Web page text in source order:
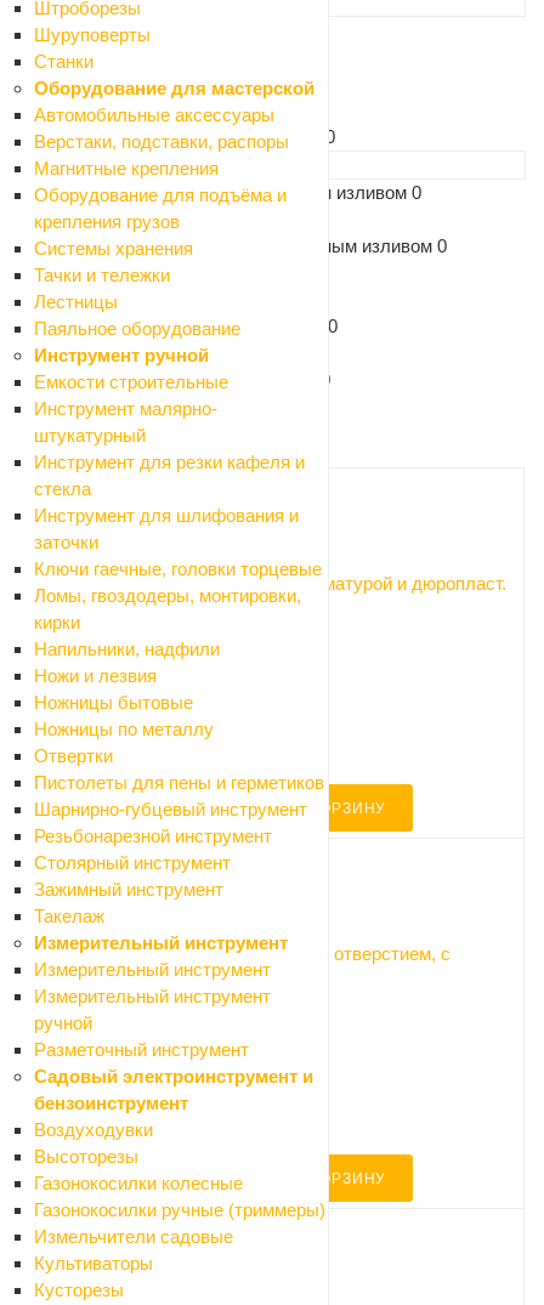
Штроборезы
Шуруповерты
Станки
Оборудование для мастерской
Автомобильные аксессуары
Верстаки, подставки, распоры
Магнитные крепления
Оборудование для подъёма и
крепления грузов
Системы хранения
Тачки и тележки
Лестницы
Паяльное оборудование
Инструмент ручной
Емкости строительные
Инструмент малярно-
штукатурный
Инструмент для резки кафеля и
стекла
Инструмент для шлифования и
заточки
Ключи гаечные, головки торцевые
Ломы, гвоздодеры, монтировки,
кирки
Напильники, надфили
Ножи и лезвия
Ножницы бытовые
Ножницы по металлу
Отвертки
Пистолеты для пены и герметиков
Шарнирно-губцевый инструмент
Резьбонарезной инструмент
Столярный инструмент
Зажимный инструмент
Такелаж
Измерительный инструмент
Измерительный инструмент
Измерительный инструмент
ручной
Разметочный инструмент
Садовый электроинструмент и
бензоинструмент
Воздуходувки
Высоторезы
Газонокосилки колесные
Газонокосилки ручные (триммеры)
Измельчители садовые
Культиваторы
Кусторезы
Унитаз8
Умывальник
Биде0
Писсуар1
Унитаз подвесной с инсталяцией
0
Вид смесителя
Смесители для ванной с коротким изливом 0
Смесители для биде
Смесители для ванной с поворотным изливом 0
Смесители для душа
Смесители для кухни
Смесители для раковины (кобра) 0
Стойки душевые0
Стойки душевые со смесителем
0
Очистить фильтр
ПОКАЗАТЬ
Код: 095087
Унитаз с бачком Santek Римини с арматурой и дюропласт.
сиденьем
Много
Арт.: 1.WH30.2.130
Экономия 1150 ₽
В КОРЗИНУ
Код: 047233
Умывальник Santek 55*45см Анимо с отверстием, с
постаментом
Много
Арт.: комплект (Анимо 55)
4 860 ₽
5 400 ₽
-10%
Экономия 540 ₽
В КОРЗИНУ
Код: 047768